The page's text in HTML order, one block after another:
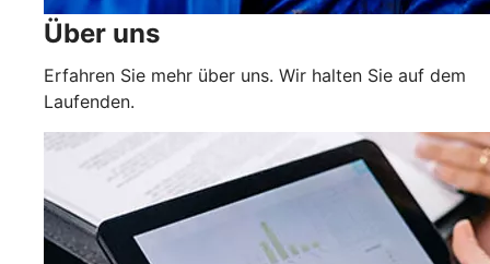
Über uns
Erfahren Sie mehr über uns. Wir halten Sie auf dem
Laufenden.